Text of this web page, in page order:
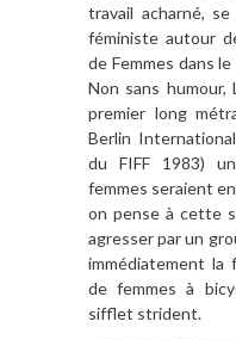
travail acharné,
féministe autour
de Femmes dans
Non sans humour,
premier long
Berlin
du FIFF 1983)
femmes seraient
on pense à cette
agresser par un
immédiatement la
de femmes à
sifflet strident.